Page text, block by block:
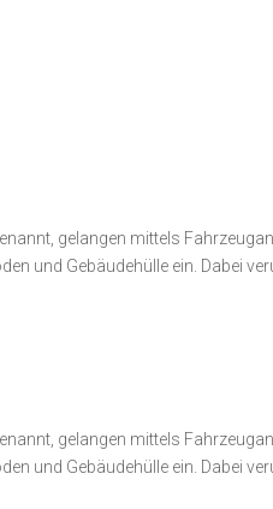
gelangen mittels
und Gebäudehülle ein. Dabei
gelangen mittels
und Gebäudehülle ein. Dabei